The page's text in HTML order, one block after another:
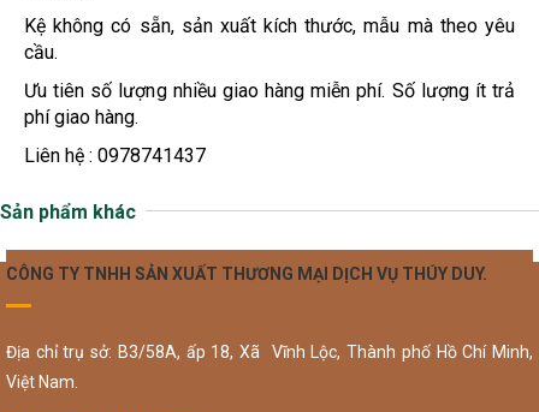
Kệ không có sẵn, sản xuất kích thước, mẫu mà theo yêu
cầu.
Ưu tiên số lượng nhiều giao hàng miễn phí. Số lượng ít trả
phí giao hàng.
Liên hệ : 0978741437
Sản phẩm khác
CÔNG TY TNHH SẢN XUẤT THƯƠNG MẠI DỊCH VỤ THÚY DUY.
Địa chỉ trụ sở: B3/58A, ấp 18, Xã Vĩnh Lộc, Thành phố Hồ Chí Minh,
Việt Nam.